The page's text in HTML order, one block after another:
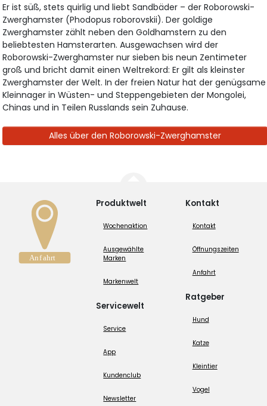
Er ist süß, stets quirlig und liebt Sandbäder – der Roborowski-
Zwerghamster (Phodopus roborovskii). Der goldige
Zwerghamster zählt neben den Goldhamstern zu den
beliebtesten Hamsterarten. Ausgewachsen wird der
Roborowski-Zwerghamster nur sieben bis neun Zentimeter
groß und bricht damit einen Weltrekord: Er gilt als kleinster
Zwerghamster der Welt. In der freien Natur hat der genügsame
Kleinnager in Wüsten- und Steppengebieten der Mongolei,
Chinas und in Teilen Russlands sein Zuhause.
Alles über den Roborowski-Zwerghamster
Produktwelt
Wochenaktion
Ausgewählte
Marken
Markenwelt
Servicewelt
Service
App
Kundenclub
Newsletter
Kontakt
Kontakt
Öffnungszeiten
Anfahrt
Ratgeber
Hund
Katze
Kleintier
Vogel